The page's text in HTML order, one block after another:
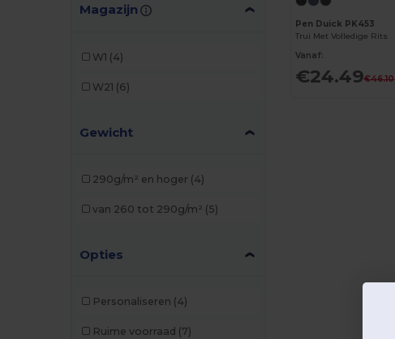
Magazijn
W1 (4)
W21 (6)
Gewicht
290g/m² en hoger (4)
van 260 tot 290g/m² (5)
Opties
Personaliseren (4)
Ruime voorraad (7)
Pen Duick PK453
Trui Met Volledige Rits
Vanaf:
€24.49€46.10